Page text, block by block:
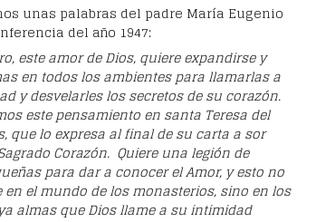
unas palabras del padre María Eugenio
del año 1947:
este amor de Dios, quiere expandirse y
en todos los ambientes para llamarlas a
y desvelarles los secretos de su corazón.
este pensamiento en santa Teresa del
que lo expresa al final de su carta a sor
Corazón. Quiere una legión de
para dar a conocer el Amor, y esto no
en el mundo de los monasterios, sino en los
almas que Dios llame a su intimidad